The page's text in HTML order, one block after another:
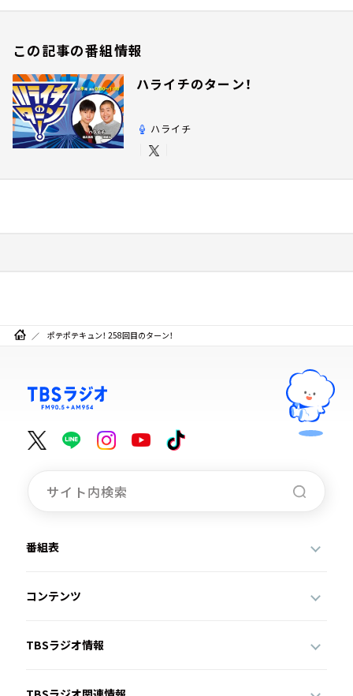
この記事の番組情報
ハライチのターン！
ハライチ
ポテポテキュン！ 258回目のターン！
番組表
コンテンツ
TBSラジオ情報